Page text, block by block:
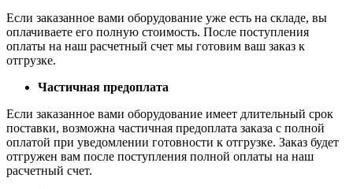
Если заказанное вами оборудование уже есть на складе, вы
оплачиваете его полную стоимость. После поступления
оплаты на наш расчетный счет мы готовим ваш заказ к
отгрузке.
Частичная предоплата
Если заказанное вами оборудование имеет длительный срок
поставки, возможна частичная предоплата заказа с полной
оплатой при уведомлении готовности к отгрузке. Заказ будет
отгружен вам после поступления полной оплаты на наш
расчетный счет.